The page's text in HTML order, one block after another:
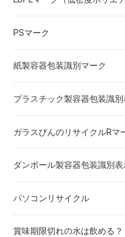
PSマーク
紙製容器包装識別マーク
プラスチック製容器包装識別
ガラスびんのリサイクルRマ
ダンボール製容器包装識別表
パソコンリサイクル
賞味期限切れの水は飲める？